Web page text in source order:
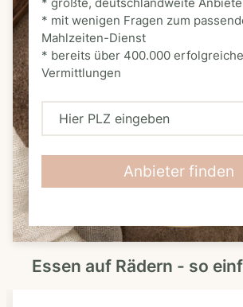
* größte, deutschlandweite
* mit wenigen Fragen zum
Mahlzeiten-Dienst
* bereits über 400.000 erfolgreiche
Vermittlungen
H
L
Z
Anbieter finden
Essen auf Rädern - so